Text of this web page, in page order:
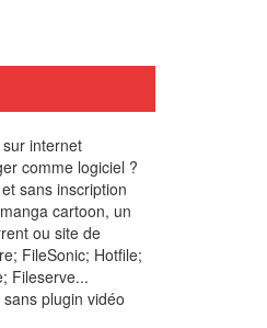
internet
comme logiciel ?
sans inscription
cartoon, un
ou site de
FileSonic; Hotfile;
Fileserve...
plugin vidéo